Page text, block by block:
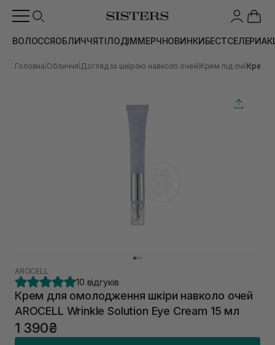
ВОЛОССЯОБЛИЧЧЯТІЛОДІММЕРЧНОВИНКИБЕСТСЕЛЕРИ
Головна Обличчя Догляд за шкірою навколо очей Крем під очі Крем
AROCELL
10 відгуків
Крем для омолодження шкіри навколо очей
AROCELL Wrinkle Solution Eye Cream 15 мл
1 390₴